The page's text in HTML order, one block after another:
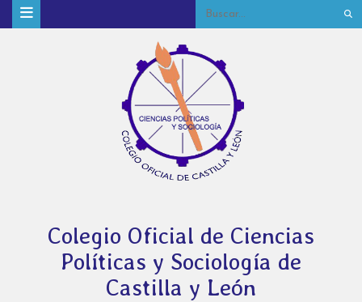
Colegio Oficial de Ciencias
Políticas y Sociología de
Castilla y León